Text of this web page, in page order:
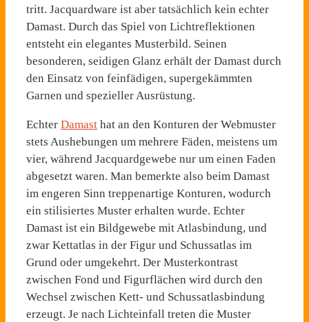
tritt. Jacquardware ist aber tatsächlich kein echter
Damast. Durch das Spiel von Lichtreflektionen
entsteht ein elegantes Musterbild. Seinen
besonderen, seidigen Glanz er­hält der Damast durch
den Einsatz von feinfädigen, super­gekämmten
Garnen und speziel­ler Ausrüstung.
Echter Damast hat an den Konturen der Webmuster
stets Aushebungen um mehrere Fä­den, meistens um
vier, während Jacquardgewebe nur um einen Faden
abgesetzt waren. Man bemerkte also beim Damast
im engeren Sinn treppenartige Kon­turen, wodurch
ein stilisiertes Muster erhalten wurde. Echter
Damast ist ein Bildgewebe mit Atlasbindung, und
zwar Kettat­las in der Figur und Schussatlas im
Grund oder umgekehrt. Der Musterkontrast
zwischen Fond­ und Figurflächen wird durch den
Wechsel zwischen Kett- und Schussatlasbindung
erzeugt. Je nach Lichteinfall treten die Muster